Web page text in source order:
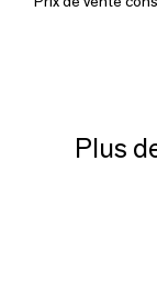
Plus